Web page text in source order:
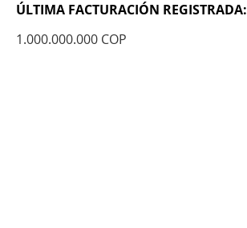
ÚLTIMA FACTURACIÓN REGISTRADA:
1.000.000.000 COP